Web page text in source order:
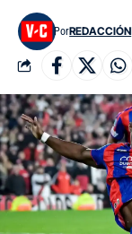
PorREDACCIÓN